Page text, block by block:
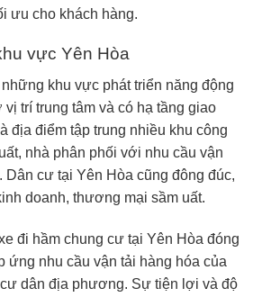
ưu cho khách hàng.
vực Yên Hòa
khu vực phát triển năng động
trí trung tâm và có hạ tầng giao
địa điểm tập trung nhiều khu công
nhà phân phối với nhu cầu vận
cư tại Yên Hòa cũng đông đúc,
doanh, thương mại sầm uất.
đi hầm chung cư tại Yên Hòa đóng
ứng nhu cầu vận tải hàng hóa của
dân địa phương. Sự tiện lợi và độ